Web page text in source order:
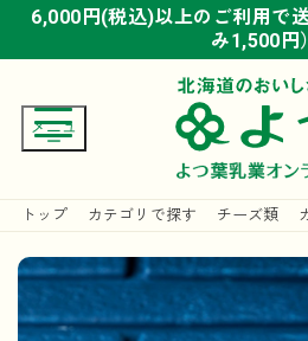
6,000円(税込)以上のご利用で
み1,500円）
6,000円(税込)以上のご利用で
み1,500円）
6,000円(税込)以上のご利用で
み1,500円）
トップ カテゴリで探す チーズ類